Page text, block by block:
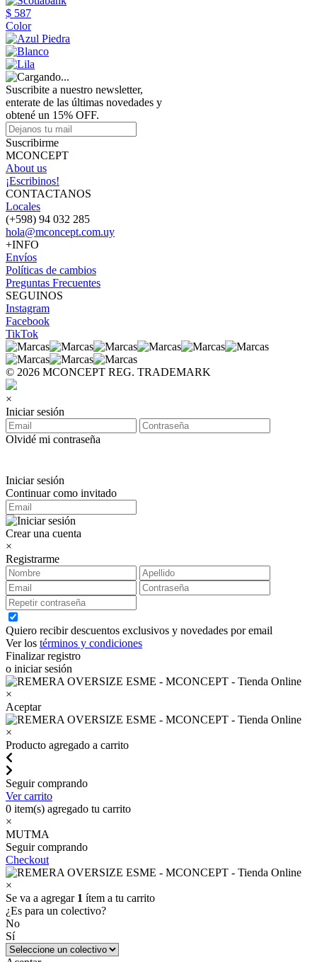
$ 587
Color
Suscribite a nuestro newsletter,
enterate de las últimas novedades y
obtené un 15% OFF.
Suscribirme
MCONCEPT
About us
¡Escribinos!
CONTACTANOS
Locales
(+598) 94 032 285
hola@mconcept.com.uy
+INFO
Envíos
Políticas de cambios
Preguntas Frecuentes
SEGUINOS
Instagram
Facebook
TikTok
© 2026 MCONCEPT REG. TRADEMARK
×
Iniciar sesión
Olvidé mi contraseña
Iniciar sesión
Continuar como invitado
Crear una cuenta
×
Registrarme
Quiero recibir descuentos exclusivos y novedades por email
Ver los términos y condiciones
Finalizar registro
o iniciar sesión
×
Aceptar
×
Producto agregado a carrito
Seguir comprando
Ver carrito
0 item(s) agregado tu carrito
×
MUTMA
Seguir comprando
Checkout
×
Se va a agregar 1 ítem a tu carrito
¿Es para un colectivo?
No
Sí